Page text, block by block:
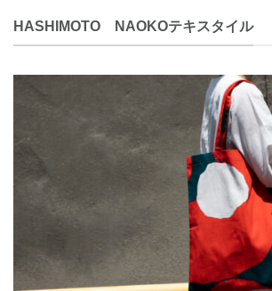
HASHIMOTO NAOKOテキスタイル